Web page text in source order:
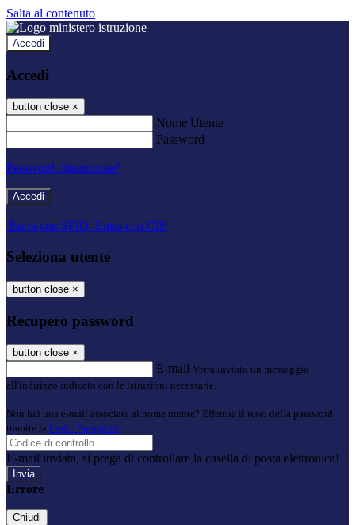
Salta al contenuto
Accedi
Accedi
button close ×
Nome Utente
Password
Password dimenticata?
-
Entra con SPID Entra con CIE
Seleziona utente
button close ×
Recupero password
button close ×
E-mail Verrà inviato un messaggio
all'indirizzo indicato con le istruzioni necessarie.
Non hai una e-mail associata al nome utente? Effettua il reset della password
tramite la Login Spaggiari
E-mail inviata, si prega di controllare la casella di posta elettronica!
Errore
Chiudi